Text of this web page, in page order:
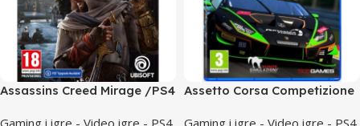
Assassins Creed Mirage /PS4
Gaming i igre - Video igre - PS4
Assetto Corsa Competizione
Gaming i igre - Video igre - PS4